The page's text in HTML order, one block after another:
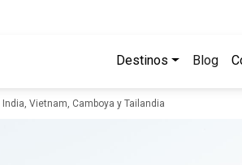
Destinos Blog
India, Vietnam, Camboya y Tailandia